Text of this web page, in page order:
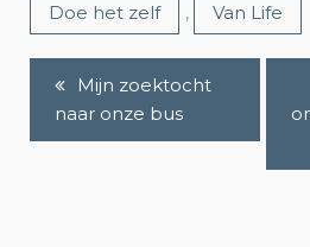
Doe het zelf , Van Life
B
e
Mijn zoektocht
naar onze bus